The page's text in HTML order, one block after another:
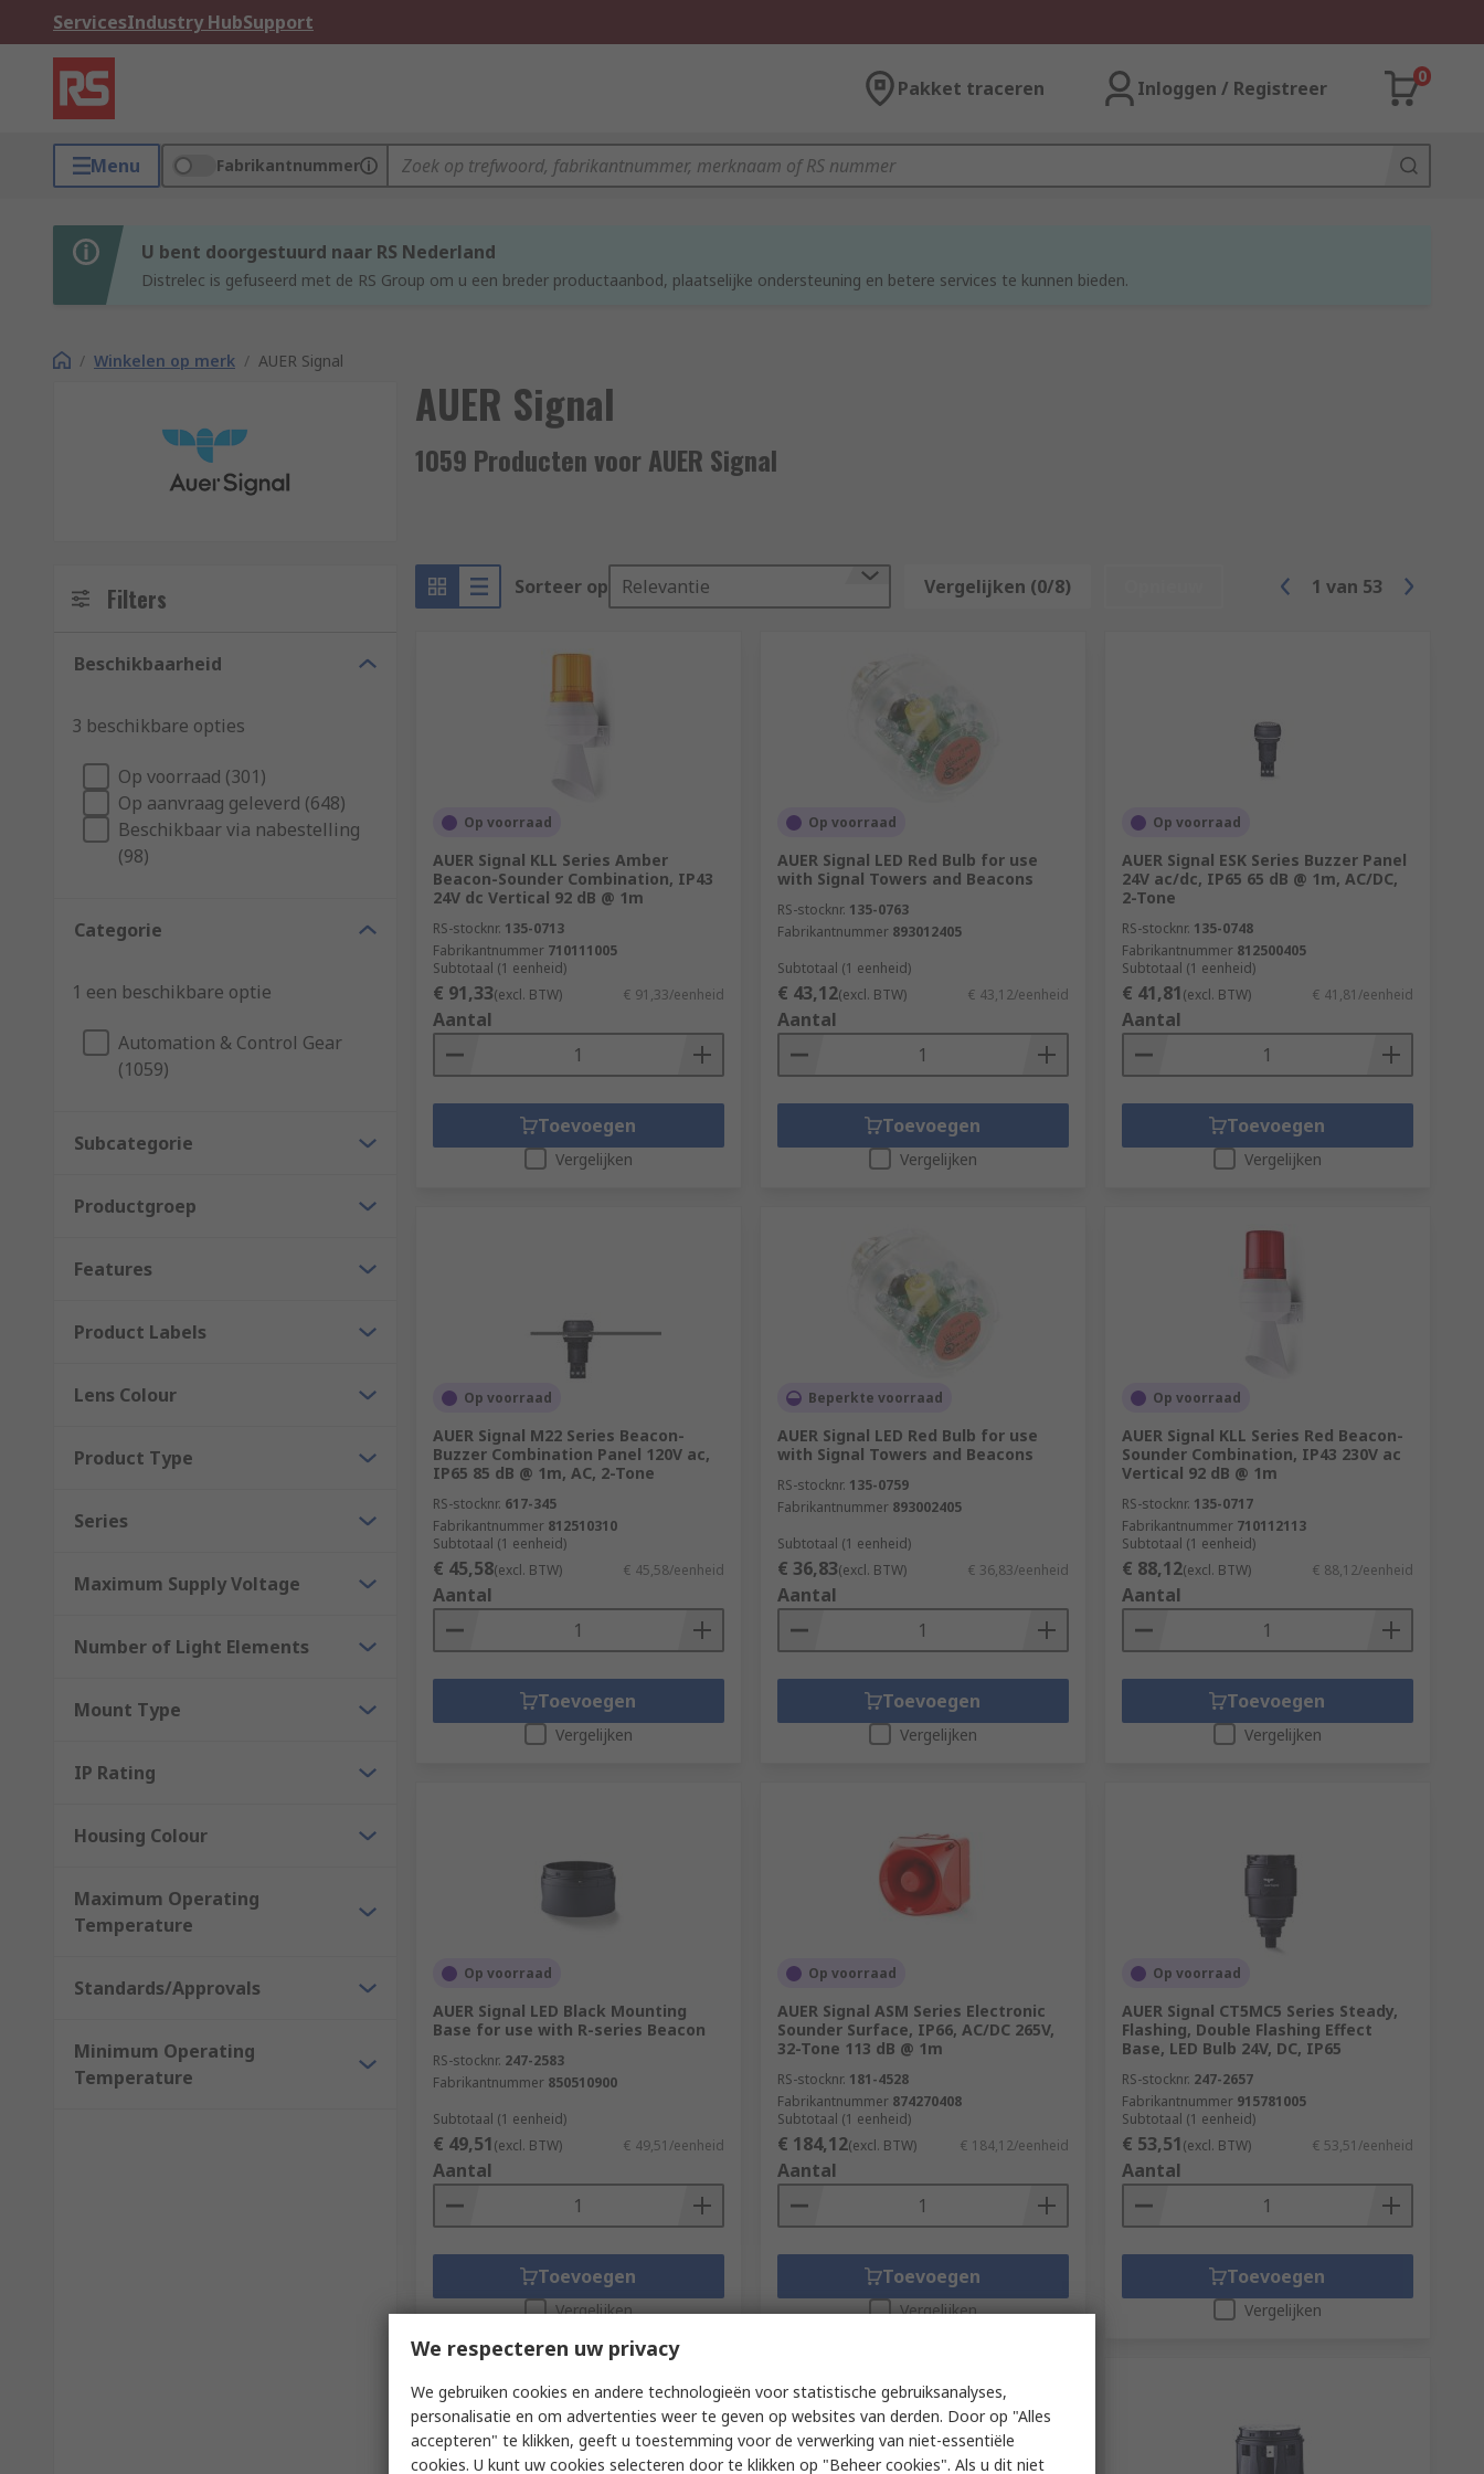
ServicesIndustry HubSupport
Pakket traceren Inloggen / Registreer
0
Menu Fabrikantnummer
U bent doorgestuurd naar RS Nederland
Distrelec is gefuseerd met de RS Group om u een breder productaanbod, plaatselijke ondersteuning en betere services te kunnen bieden.
/ Winkelen op merk / AUER Signal
AUER Signal
1059 Producten voor AUER Signal
Filters
Beschikbaarheid
3 beschikbare opties
Op voorraad (301)
Op aanvraag geleverd (648)
Beschikbaar via nabestelling
(98)
Categorie
1 een beschikbare optie
Automation & Control Gear
(1059)
Subcategorie
Productgroep
Features
Product Labels
Lens Colour
Product Type
Series
Maximum Supply Voltage
Number of Light Elements
Mount Type
IP Rating
Housing Colour
Maximum Operating
Temperature
Standards/Approvals
Minimum Operating
Temperature
Sorteer op Relevantie Vergelijken (0/8) 1 van 53
Op voorraad
AUER Signal KLL Series Amber
Beacon-Sounder Combination, IP43
24V dc Vertical 92 dB @ 1m
RS-stocknr. 135-0713
Fabrikantnummer 710111005
Subtotaal (1 eenheid)
€ 91,33(excl. BTW) € 91,33/eenheid
Aantal
Toevoegen
Vergelijken
Op voorraad
AUER Signal LED Red Bulb for use
with Signal Towers and Beacons
RS-stocknr. 135-0763
Fabrikantnummer 893012405
Subtotaal (1 eenheid)
€ 43,12(excl. BTW) € 43,12/eenheid
Aantal
Toevoegen
Vergelijken
Op voorraad
AUER Signal ESK Series Buzzer Panel
24V ac/dc, IP65 65 dB @ 1m, AC/DC,
2-Tone
RS-stocknr. 135-0748
Fabrikantnummer 812500405
Subtotaal (1 eenheid)
€ 41,81(excl. BTW) € 41,81/eenheid
Aantal
Toevoegen
Vergelijken
Op voorraad
AUER Signal M22 Series Beacon-
Buzzer Combination Panel 120V ac,
IP65 85 dB @ 1m, AC, 2-Tone
RS-stocknr. 617-345
Fabrikantnummer 812510310
Subtotaal (1 eenheid)
€ 45,58(excl. BTW) € 45,58/eenheid
Aantal
Toevoegen
Vergelijken
Beperkte voorraad
AUER Signal LED Red Bulb for use
with Signal Towers and Beacons
RS-stocknr. 135-0759
Fabrikantnummer 893002405
Subtotaal (1 eenheid)
€ 36,83(excl. BTW) € 36,83/eenheid
Aantal
Toevoegen
Vergelijken
Op voorraad
AUER Signal KLL Series Red Beacon-
Sounder Combination, IP43 230V ac
Vertical 92 dB @ 1m
RS-stocknr. 135-0717
Fabrikantnummer 710112113
Subtotaal (1 eenheid)
€ 88,12(excl. BTW) € 88,12/eenheid
Aantal
Toevoegen
Vergelijken
Op voorraad
AUER Signal LED Black Mounting
Base for use with R-series Beacon
RS-stocknr. 247-2583
Fabrikantnummer 850510900
Subtotaal (1 eenheid)
€ 49,51(excl. BTW) € 49,51/eenheid
Aantal
Toevoegen
Vergelijken
Op voorraad
AUER Signal ASM Series Electronic
Sounder Surface, IP66, AC/DC 265V,
32-Tone 113 dB @ 1m
RS-stocknr. 181-4528
Fabrikantnummer 874270408
Subtotaal (1 eenheid)
€ 184,12(excl. BTW) € 184,12/eenheid
Aantal
Toevoegen
Vergelijken
Op voorraad
AUER Signal CT5MC5 Series Steady,
Flashing, Double Flashing Effect
Base, LED Bulb 24V, DC, IP65
RS-stocknr. 247-2657
Fabrikantnummer 915781005
Subtotaal (1 eenheid)
€ 53,51(excl. BTW) € 53,51/eenheid
Aantal
Toevoegen
Vergelijken
We respecteren uw privacy
We gebruiken cookies en andere technologieën voor statistische gebruiksanalyses,
personalisatie en om advertenties weer te geven op websites van derden. Door op "Alles
accepteren" te klikken, geeft u toestemming voor de verwerking van niet-essentiële
cookies. U kunt uw cookies selecteren door te klikken op "Beheer cookies". Als u dit niet